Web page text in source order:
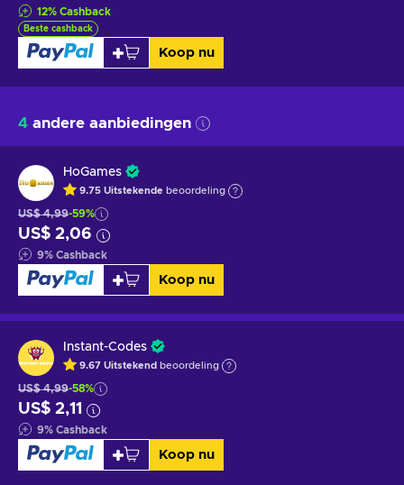
12% Cashback
Beste cashback
Koop nu
4 andere aanbiedingen
HoGames
9.75 Uitstekende beoordeling
US$ 4,99-59%
US$ 2,06
9% Cashback
Koop nu
Instant-Codes
9.67 Uitstekend beoordeling
US$ 4,99-58%
US$ 2,11
9% Cashback
Koop nu